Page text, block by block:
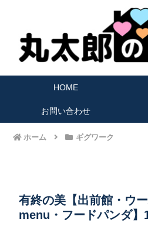
HOME
お問い合わせ
ホーム ギグワーク
有終の美【出前館・ウ
menu・フードパンダ】